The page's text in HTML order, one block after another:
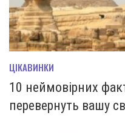
ЦІКАВИНКИ
10 неймовірних
перевернуть вашу